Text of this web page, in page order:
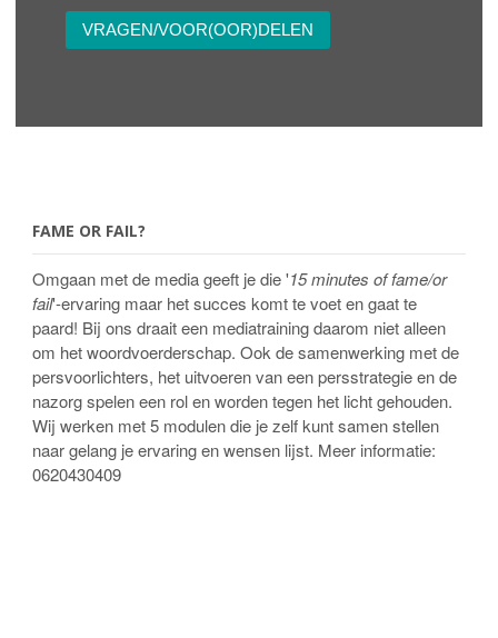
VRAGEN/VOOR(OOR)DELEN
FAME OR FAIL?
Omgaan met de media geeft je die '15 minutes of fame/or
fail'-ervaring maar het succes komt te voet en gaat te
paard! Bij ons draait een mediatraining daarom niet alleen
om het woordvoerderschap. Ook de samenwerking met de
persvoorlichters, het uitvoeren van een persstrategie en de
nazorg spelen een rol en worden tegen het licht gehouden.
Wij werken met 5 modulen die je zelf kunt samen stellen
naar gelang je ervaring en wensen lijst. Meer informatie:
0620430409